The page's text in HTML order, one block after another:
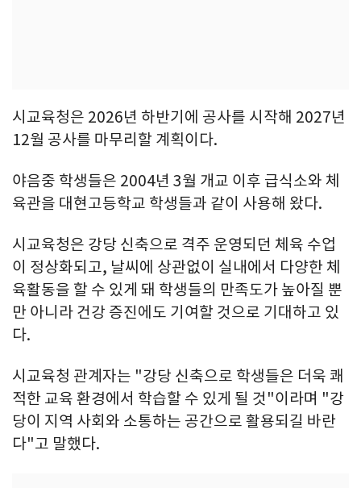
시교육청은 2026년 하반기에 공사를 시작해 2027년
12월 공사를 마무리할 계획이다.
야음중 학생들은 2004년 3월 개교 이후 급식소와 체
육관을 대현고등학교 학생들과 같이 사용해 왔다.
시교육청은 강당 신축으로 격주 운영되던 체육 수업
이 정상화되고, 날씨에 상관없이 실내에서 다양한 체
육활동을 할 수 있게 돼 학생들의 만족도가 높아질 뿐
만 아니라 건강 증진에도 기여할 것으로 기대하고 있
다.
시교육청 관계자는 "강당 신축으로 학생들은 더욱 쾌
적한 교육 환경에서 학습할 수 있게 될 것"이라며 "강
당이 지역 사회와 소통하는 공간으로 활용되길 바란
다"고 말했다.